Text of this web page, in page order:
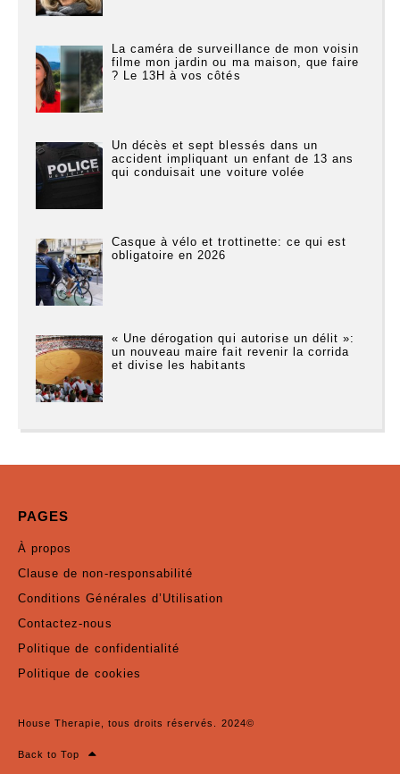
La caméra de surveillance de mon voisin
filme mon jardin ou ma maison, que faire
? Le 13H à vos côtés
Un décès et sept blessés dans un
accident impliquant un enfant de 13 ans
qui conduisait une voiture volée
Casque à vélo et trottinette: ce qui est
obligatoire en 2026
« Une dérogation qui autorise un délit »:
un nouveau maire fait revenir la corrida
et divise les habitants
PAGES
À propos
Clause de non-responsabilité
Conditions Générales d’Utilisation
Contactez-nous
Politique de confidentialité
Politique de cookies
House Therapie, tous droits réservés. 2024©
Back to Top